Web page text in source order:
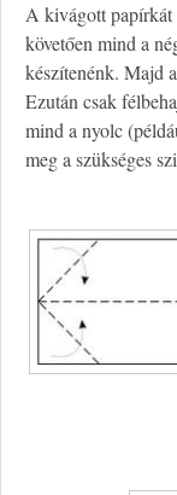
A kivágott papírkát
követően mind a
készítenénk. Majd
Ezután csak
mind a nyolc
meg a szükséges